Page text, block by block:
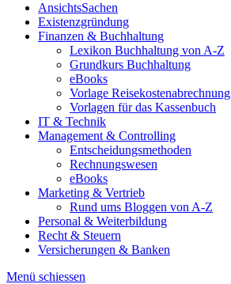
AnsichtsSachen
Existenzgründung
Finanzen & Buchhaltung
Lexikon Buchhaltung von A-Z
Grundkurs Buchhaltung
eBooks
Vorlage Reisekostenabrechnung
Vorlagen für das Kassenbuch
IT & Technik
Management & Controlling
Entscheidungsmethoden
Rechnungswesen
eBooks
Marketing & Vertrieb
Rund ums Bloggen von A-Z
Personal & Weiterbildung
Recht & Steuern
Versicherungen & Banken
Menü schiessen